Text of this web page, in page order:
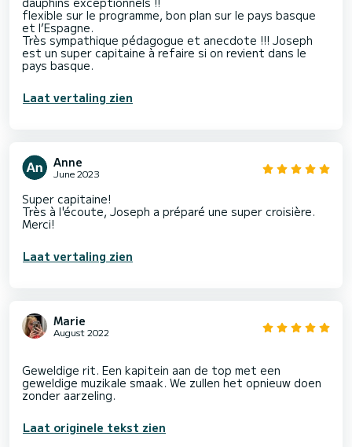
flexible sur le programme, bon plan sur le pays basque
et l’Espagne.
Très sympathique pédagogue et anecdote !!! Joseph
est un super capitaine à refaire si on revient dans le
pays basque.
Laat vertaling zien
Anne
June 2023
Super capitaine!
Très à l'écoute, Joseph a préparé une super croisière.
Merci!
Laat vertaling zien
Marie
August 2022
Geweldige rit. Een kapitein aan de top met een
geweldige muzikale smaak. We zullen het opnieuw doen
Laat originele tekst zien